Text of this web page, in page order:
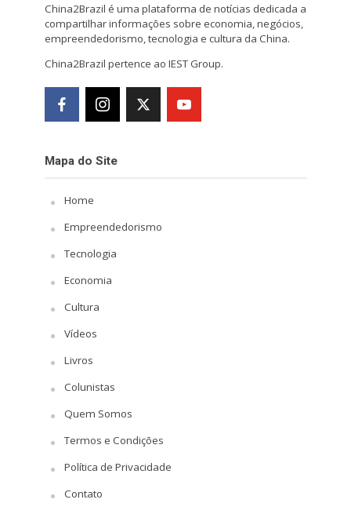
China2Brazil é uma plataforma de notícias dedicada a
compartilhar informações sobre economia, negócios,
empreendedorismo, tecnologia e cultura da China.
China2Brazil pertence ao IEST Group.
Mapa do Site
Home
Empreendedorismo
Tecnologia
Economia
Cultura
Vídeos
Livros
Colunistas
Quem Somos
Termos e Condições
Política de Privacidade
Contato